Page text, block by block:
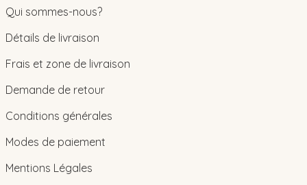
Qui sommes-nous?
Détails de livraison
Frais et zone de livraison
Demande de retour
Conditions générales
Modes de paiement
Mentions Légales